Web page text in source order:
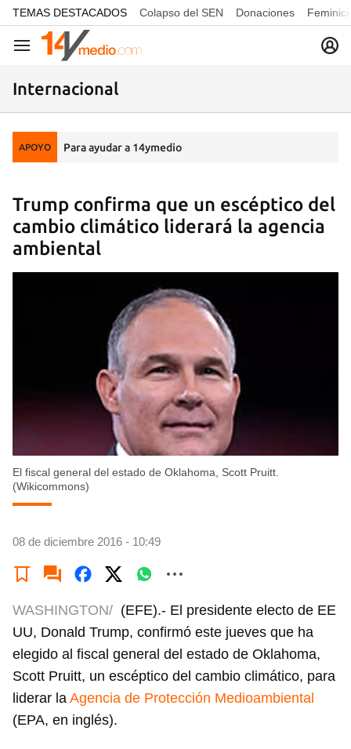
common.go-to-content
TEMAS DESTACADOS Colapso del SEN Donaciones
Navegación
Internacional
APOYO Para ayudar a 14ymedio
Trump confirma que un escéptico del
cambio climático liderará la agencia
ambiental
El fiscal general del estado de Oklahoma, Scott Pruitt.
(Wikicommons)
08 de diciembre 2016 - 10:49
WASHINGTON/ (EFE).- El presidente electo de EE
UU, Donald Trump, confirmó este jueves que ha
elegido al fiscal general del estado de Oklahoma,
Scott Pruitt, un escéptico del cambio climático, para
liderar la Agencia de Protección Medioambiental
(EPA, en inglés).